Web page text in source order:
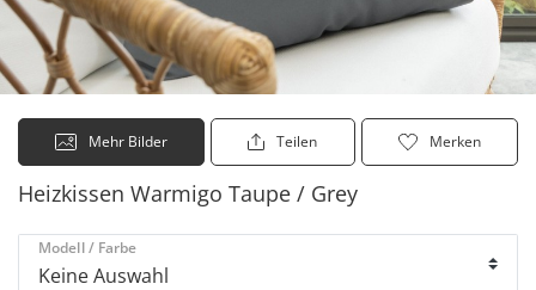
Mehr Bilder Teilen Merken
Heizkissen Warmigo Taupe / Grey
Modell / Farbe